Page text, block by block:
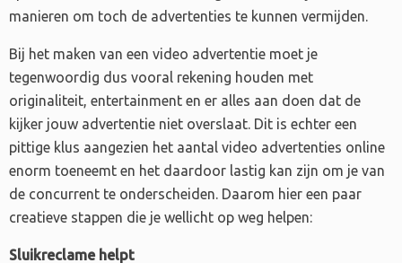
manieren om toch de advertenties te kunnen vermijden.
Bij het maken van een video advertentie moet je
tegenwoordig dus vooral rekening houden met
originaliteit, entertainment en er alles aan doen dat de
kijker jouw advertentie niet overslaat. Dit is echter een
pittige klus aangezien het aantal video advertenties online
enorm toeneemt en het daardoor lastig kan zijn om je van
de concurrent te onderscheiden. Daarom hier een paar
creatieve stappen die je wellicht op weg helpen:
Sluikreclame helpt